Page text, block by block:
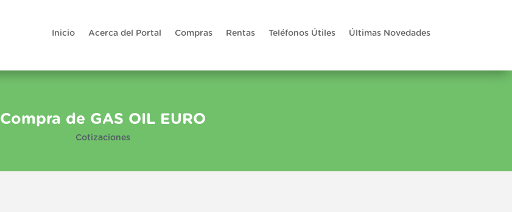
Inicio Acerca del Portal Compras Rentas Teléfonos Útiles Últimas Novedades
Compra de GAS OIL EURO
Cotizaciones